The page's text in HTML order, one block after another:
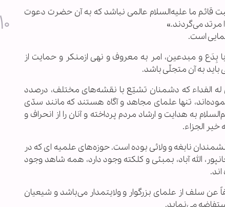
قائم ما علیه‌‌السلام عالمی نباشد که به آن حضرت دعوت
مرتد می‌گردند.»
است.
بِدَع و مبدعین، امر به معروف و نهی ازمنکر و حمایت از
به آن متجلّی باشد.
له الفداء که دشمنان تشيّع با نقشه‌های مختلف، درصدد
تنها علمای مجاهد و آگاه هستند که مانند سدّی
به هدایت و ارشاد مردم پرداخته و آنان را از انحراف و
خیر الجزاء.
نابغه و ولائی بوده است. حوزه‌های علمیه ای که در
الله آباد، بمبئى و كلكته وجود دارد، همه شاهد وجود
سلف از علمای بزرگوار و ولایتمدار می‌باشد و شیعیان
می‌نماید.